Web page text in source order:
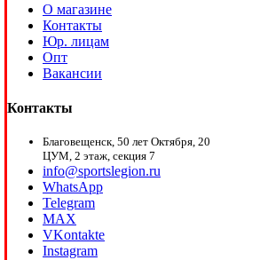
О магазине
Контакты
Юр. лицам
Опт
Вакансии
Контакты
Благовещенск, 50 лет Октября, 20
ЦУМ, 2 этаж, секция 7
info@sportslegion.ru
WhatsApp
Telegram
MAX
VKontakte
Instagram